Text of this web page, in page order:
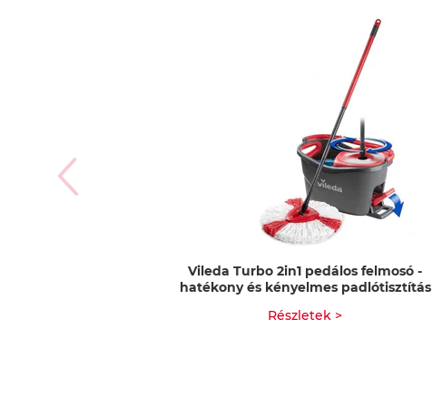
Vileda Turbo 2in1 pedálos felmosó -
hatékony és kényelmes padlótisztítás
Részletek >